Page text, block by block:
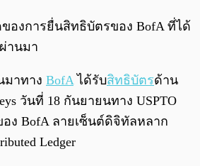
องการยื่นสิทธิบัตรของ BofA ที่ได้
านมา
มาทาง BofA ได้รับสิทธิบัตรด้าน
วันที่ 18 กันยายนทาง USPTO
ง BofA ลายเซ็นต์ดิจิทัลหลาก
Ledger